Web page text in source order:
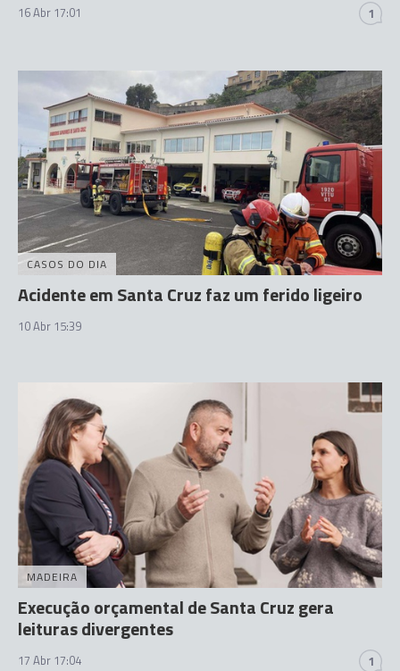
16 Abr 17:01 1
CASOS DO DIA
Acidente em Santa Cruz faz um ferido ligeiro
10 Abr 15:39
MADEIRA
Execução orçamental de Santa Cruz gera
leituras divergentes
17 Abr 17:04 1